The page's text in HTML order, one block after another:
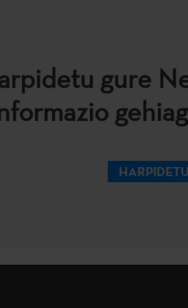
gure
HARPIDETU